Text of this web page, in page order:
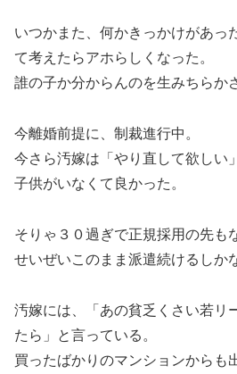
いつかまた、何かきっかけがあっ
て考えたらアホらしくなった。
誰の子か分からんのを生みちらか
今離婚前提に、制裁進行中。
今さら汚嫁は「やり直して欲しい
子供がいなくて良かった。
そりゃ３０過ぎで正規採用の先も
せいぜいこのまま派遣続けるしか
汚嫁には、「あの貧乏くさい若リ
たら」と言っている。
買ったばかりのマンションからも